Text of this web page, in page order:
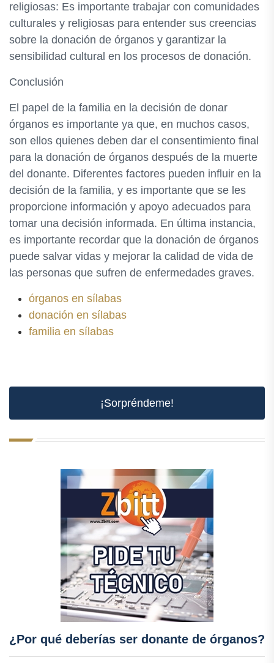
religiosas: Es importante trabajar con comunidades
culturales y religiosas para entender sus creencias
sobre la donación de órganos y garantizar la
sensibilidad cultural en los procesos de donación.
Conclusión
El papel de la familia en la decisión de donar
órganos es importante ya que, en muchos casos,
son ellos quienes deben dar el consentimiento final
para la donación de órganos después de la muerte
del donante. Diferentes factores pueden influir en la
decisión de la familia, y es importante que se les
proporcione información y apoyo adecuados para
tomar una decisión informada. En última instancia,
es importante recordar que la donación de órganos
puede salvar vidas y mejorar la calidad de vida de
las personas que sufren de enfermedades graves.
órganos en sílabas
donación en sílabas
familia en sílabas
¡Sorpréndeme!
¿Por qué deberías ser donante de órganos?